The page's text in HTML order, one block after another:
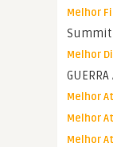
Melhor
Melhor
GUERRA
Melhor
Melhor
Melhor